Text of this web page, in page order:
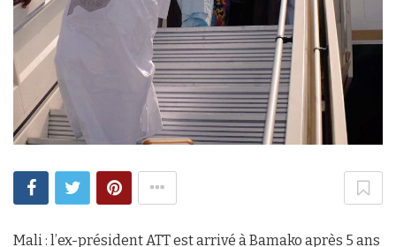
Mali : l’ex-président ATT est arrivé à Bamako après 5 ans